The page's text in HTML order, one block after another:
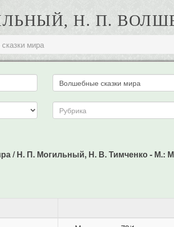
Н. П.
мира
/ Н. П. Могильный, Н. В. Тимченко - М.: